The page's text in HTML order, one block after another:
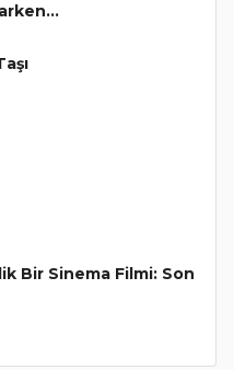
Bir Sinema Filmi: Son